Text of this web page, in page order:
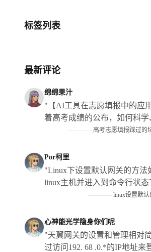
标签列表
最新评论
绵绵果汁
"【AI工具在志愿填报中的应
着高考成绩的公布，如何科
成为考生和家长关注的焦点
其带来的好处和挑战等方面
论；同时结合个人经历及专家
略和建议以供参考！"
————高考志愿填报踩过的
Por柯里
"Linux下设置默认网关的方法
linux主机并进入到命令行状
输入
统中,从而实现访问该网络的功
————linux设置默认
心神能光学隐身你们呢
"天翼网关的设置和管理相对
过访问192. 68 .0.*的IP地址来登录到设备的后台